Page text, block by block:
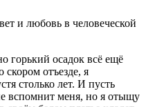
и любовь в человеческой
горький осадок всё ещё
отъезде, я
столько лет. И пусть
вспомнит меня, но я отыщу